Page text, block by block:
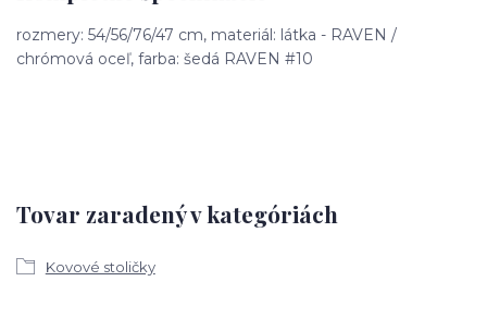
rozmery: 54/56/76/47 cm, materiál: látka - RAVEN /
chrómová oceľ, farba: šedá RAVEN #10
Tovar zaradený v kategóriách
Kovové stoličky